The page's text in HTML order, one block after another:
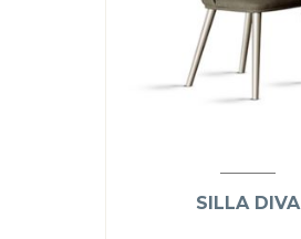
SILLA DIVA